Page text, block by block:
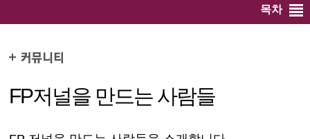
목차
FP저널을 만드는 사람들